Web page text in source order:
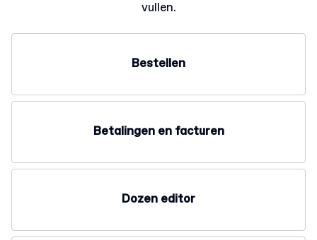
vullen.
Bestellen
Betalingen en facturen
Dozen editor